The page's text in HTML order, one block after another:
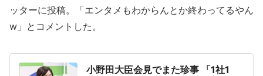
ッターに投稿。「エンタメもわからんとか終わってるやん
w」とコメントした。
小野田大臣会見でまた珍事 「1社1